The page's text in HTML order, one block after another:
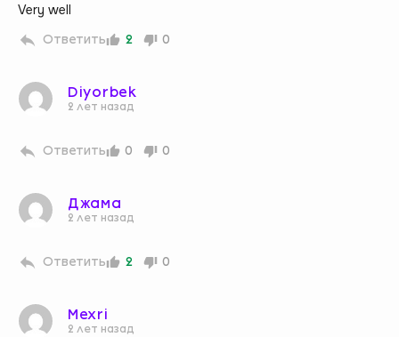
Very well
2 0
Ответить
Diyorbek
2 лет назад
0 0
Ответить
Джама
2 лет назад
2 0
Ответить
Mexri
2 лет назад